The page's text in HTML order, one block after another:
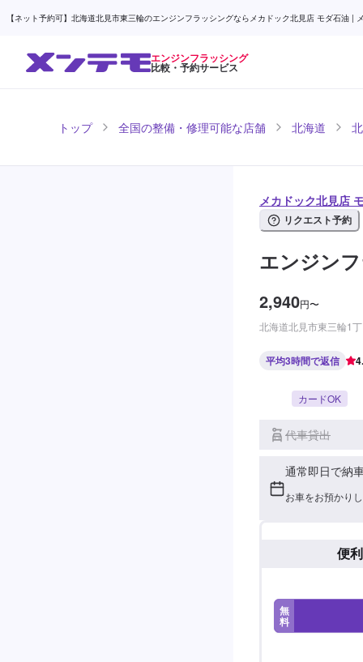
【ネット予約可】北海道北見市東三輪のエンジンフラッシングならメカドック北見店 モダ石油 |
エンジンフラッシング
比較・予約サービス
トップ 全国の整備・修理可能な店舗 北海道
メカドック北見店
リクエスト予約
エンジン
2,940円〜
北海道北見市東三輪1
平均3時間で返信
カードOK
代車貸出
通常即日で納
お車をお預かり
便
無
料